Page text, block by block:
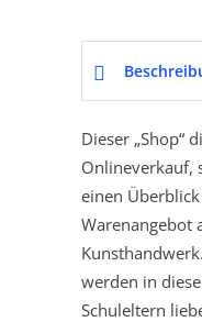
Dieser „Shop“
Onlineverkauf,
einen
Warenangebot
werden in
Schuleltern